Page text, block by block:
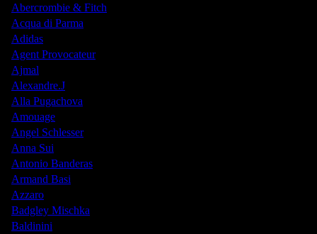
Abercrombie & Fitch
Acqua di Parma
Adidas
Agent Provocateur
Ajmal
Alexandre.J
Alla Pugachova
Amouage
Angel Schlesser
Anna Sui
Antonio Banderas
Armand Basi
Azzaro
Badgley Mischka
Baldinini